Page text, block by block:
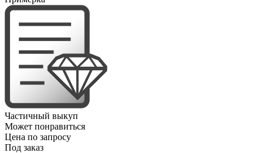
Частичный выкуп
Может понравиться
Цена по запросу
Под заказ